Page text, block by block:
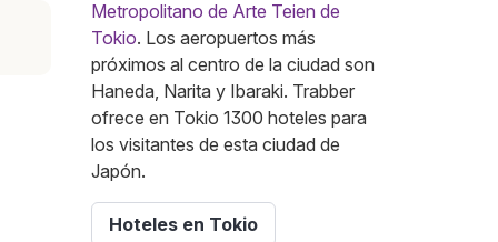
Metropolitano de Arte Teien de
Tokio. Los aeropuertos más
próximos al centro de la ciudad son
Haneda, Narita y Ibaraki. Trabber
ofrece en Tokio 1300 hoteles para
los visitantes de esta ciudad de
Japón.
Hoteles en Tokio